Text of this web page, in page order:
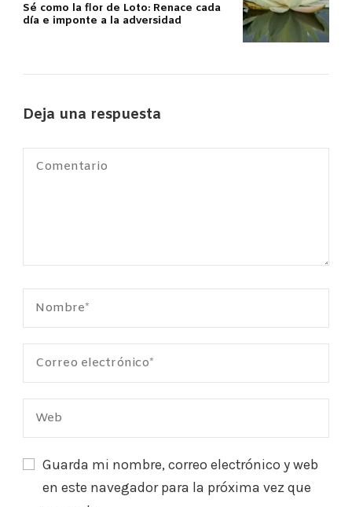
Sé como la flor de Loto: Renace cada
día e imponte a la adversidad
Deja una respuesta
Guarda mi nombre, correo electrónico y web
en este navegador para la próxima vez que